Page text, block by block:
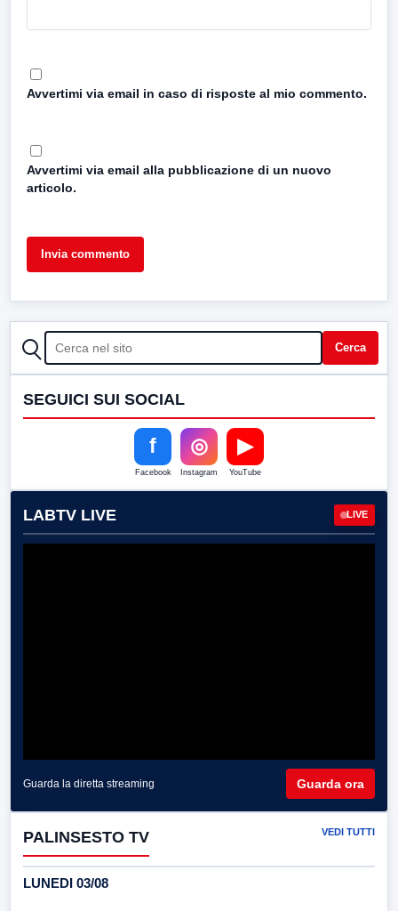
Avvertimi via email in caso di risposte al mio commento.
Avvertimi via email alla pubblicazione di un nuovo
articolo.
CERCA Cerca
SEGUICI SUI SOCIAL
f
Facebook
◎
Instagram
▶
YouTube
LABTV LIVE LIVE
Guarda la diretta streaming Guarda ora
PALINSESTO TV VEDI TUTTI
LUNEDI 03/08